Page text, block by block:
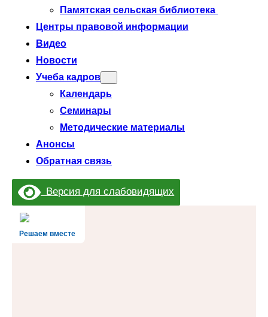
Памятская сельская библиотека
Центры правовой информации
Видео
Новости
Учеба кадров
Календарь
Семинары
Методические материалы
Анонсы
Обратная связь
Версия для слабовидящих
Решаем вместе